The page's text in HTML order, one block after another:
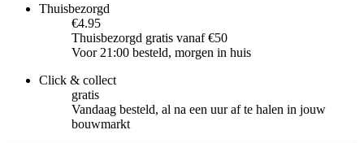
Thuisbezorgd
€4.95
Thuisbezorgd gratis vanaf €50
Voor 21:00 besteld, morgen in huis
Click & collect
gratis
Vandaag besteld, al na een uur af te halen in jouw
bouwmarkt